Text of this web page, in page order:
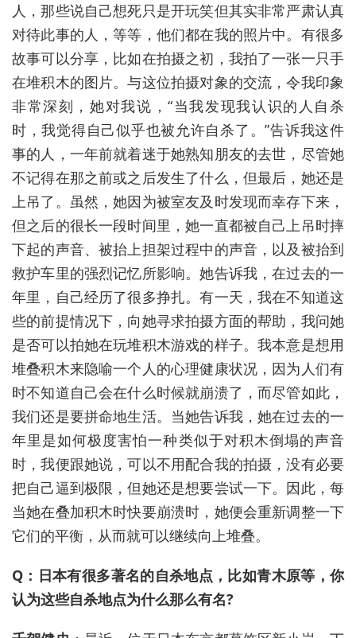
人，那些说自己想死只是开玩笑但其实非常严肃认真
对待此事的人，等等，他们都在我的照片中。有很多
故事可以分享，比如在拍摄之初，我拍了一张一只手
在堆积木的图片。与这位拍摄对象的交流，令我印象
非常深刻，她对我说，“当我发现我认识的人自杀
时，我觉得自己似乎也被允许自杀了。”告诉我这件
事的人，一年前就着迷于她熟知朋友的去世，尽管她
不记得在那之前或之后发生了什么，但最后，她还是
上吊了。虽然，她因为被室友及时发现而幸存下来，
但之后的很长一段时间里，她一直都被自己上吊时摔
下起的声音、被抬上担架过程中的声音，以及被抬到
救护车里的强烈记忆所影响。她告诉我，在过去的一
年里，自己经历了很多挣扎。有一天，我在不知道这
些的前提情况下，向她寻求拍摄方面的帮助，我问她
是否可以拍她在玩堆积木游戏的样子。我本意是想用
堆叠积木来隐喻一个人的心理健康状况，因为人们有
时不知道自己会在什么时候就崩溃了，而尽管如此，
我们还是要拼命地生活。当她告诉我，她在过去的一
年里是如何极度害怕一种类似于对积木倒塌的声音
时，我便跟她说，可以不用配合我的拍摄，没有必要
把自己逼到极限，但她还是想要尝试一下。因此，每
当她在叠加积木时快要崩溃时，她便会重新调整一下
它们的平衡，从而就可以继续向上堆叠。
Q：日本有很多著名的自杀地点，比如青木原等，你
认为这些自杀地点为什么那么有名?